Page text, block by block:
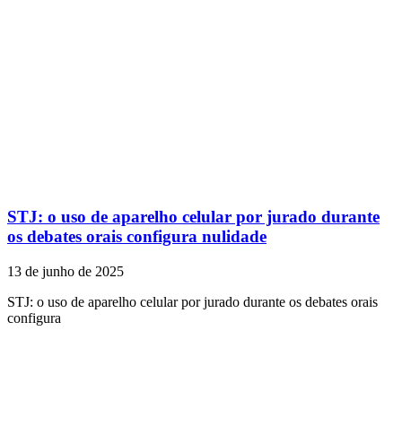
STJ: o uso de aparelho celular por jurado durante
os debates orais configura nulidade
13 de junho de 2025
STJ: o uso de aparelho celular por jurado durante os debates orais
configura